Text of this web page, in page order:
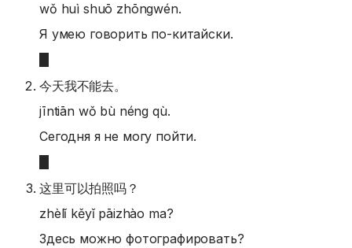
wǒ huì shuō zhōngwén.
Я умею говорить по-китайски.
今天我不能去。
jīntiān wǒ bù néng qù.
Сегодня я не могу пойти.
这里可以拍照吗？
zhèlǐ kěyǐ pāizhào ma?
Здесь можно фотографировать?